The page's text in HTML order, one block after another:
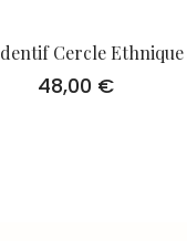
Cercle Ethnique
48,00 €